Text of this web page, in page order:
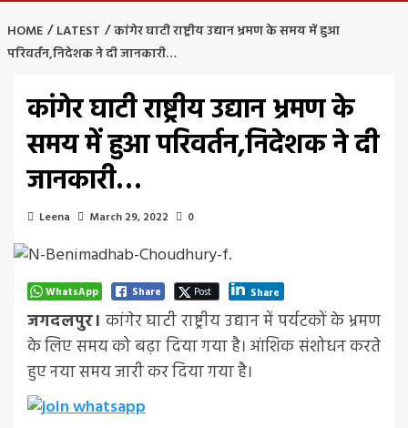
HOME LATEST
कांगेर घाटी राष्ट्रीय उद्यान भ्रमण के समय में हुआ
परिवर्तन,निदेशक ने दी जानकारी…
कांगेर घाटी राष्ट्रीय उद्यान भ्रमण के
समय में हुआ परिवर्तन,निदेशक ने दी
जानकारी…
Leena March 29, 2022 0
WhatsApp Share Post Share
जगदलपुर। कांगेर घाटी राष्ट्रीय उद्यान में पर्यटकों के भ्रमण
के लिए समय को बढ़ा दिया गया है। आंशिक संशोधन करते
हुए नया समय जारी कर दिया गया है।